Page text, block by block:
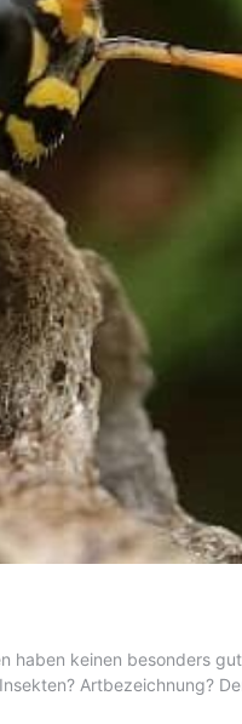
haben keinen besonders
Artbezeichnung?